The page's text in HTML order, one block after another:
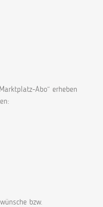
Abo“ erheben
bzw.